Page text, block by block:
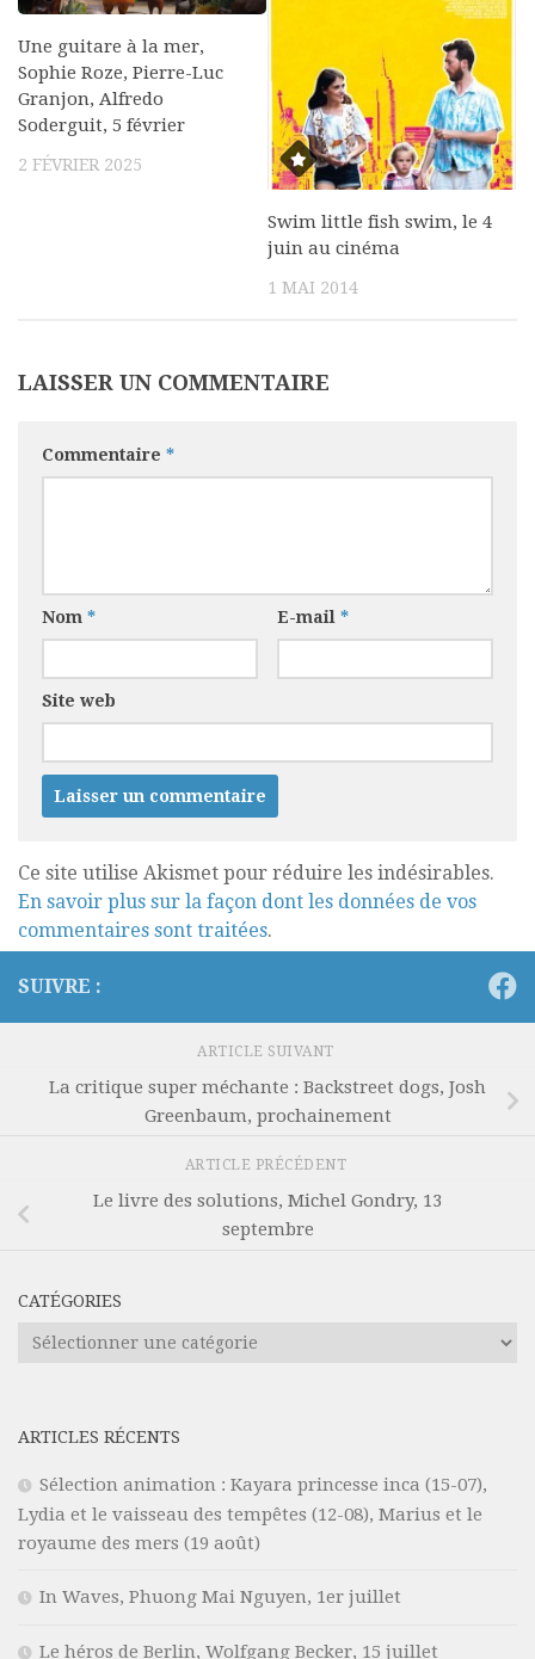
Une guitare à la mer,
Sophie Roze, Pierre-Luc
Granjon, Alfredo
Soderguit, 5 février
2 FÉVRIER 2025
Swim little fish swim, le 4
juin au cinéma
1 MAI 2014
LAISSER UN COMMENTAIRE
Commentaire *
Nom * E-mail *
Site web
Ce site utilise Akismet pour réduire les indésirables.
En savoir plus sur la façon dont les données de vos
commentaires sont traitées.
SUIVRE :
ARTICLE SUIVANT
La critique super méchante : Backstreet dogs, Josh
Greenbaum, prochainement
ARTICLE PRÉCÉDENT
Le livre des solutions, Michel Gondry, 13
septembre
CATÉGORIES
Catégories
ARTICLES RÉCENTS
Sélection animation : Kayara princesse inca (15-07),
Lydia et le vaisseau des tempêtes (12-08), Marius et le
royaume des mers (19 août)
In Waves, Phuong Mai Nguyen, 1er juillet
Le héros de Berlin, Wolfgang Becker, 15 juillet